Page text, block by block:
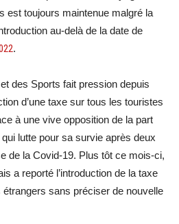
est toujours maintenue malgré la
au-delà de la date de
.
des Sports fait pression depuis
d’une taxe sur tous les touristes
à une vive opposition de la part
lutte pour sa survie après deux
de la Covid-19. Plus tôt ce mois-ci,
a reporté l’introduction de la taxe
étrangers sans préciser de nouvelle